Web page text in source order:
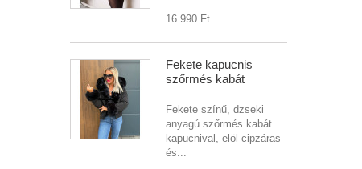
16 990 Ft‎
Fekete kapucnis
szőrmés kabát
Fekete színű, dzseki
anyagú szőrmés kabát
kapucnival, elöl cipzáras
és...